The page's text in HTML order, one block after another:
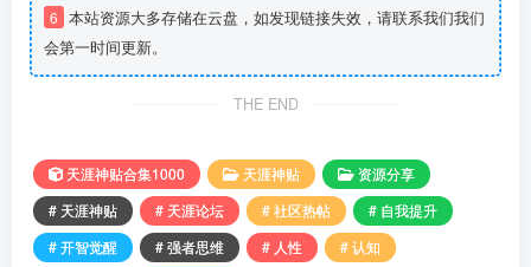
6 本站资源大多存储在云盘，如发现链接失效，请联系我们我们
会第一时间更新。
THE END
天涯神贴合集1000 天涯神贴
资源分享
# 天涯神贴
# 天涯论坛 # 社区热帖
# 自我提升
# 开智觉醒
# 强者思维 # 人性
# 认知